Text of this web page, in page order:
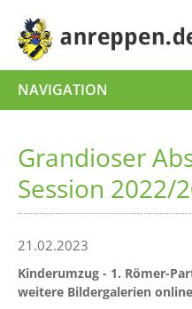
NAVIGATION
Grandioser
Session 2022/
21.02.2023
Kinderumzug - 1. Römer-
weitere Bildergalerien online